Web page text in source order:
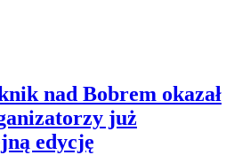
nad Bobrem okazał
już
edycję